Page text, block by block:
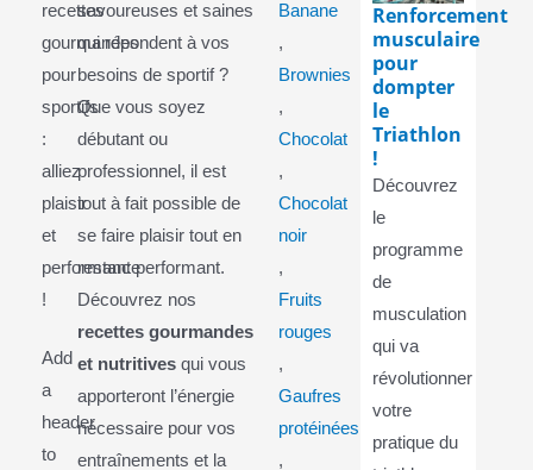
recettes
gourmandes
pour
sportifs
:
alliez
plaisir
et
performance
!
Add
a
header
to
savoureuses et saines
qui répondent à vos
besoins de sportif ?
Que vous soyez
débutant ou
professionnel, il est
tout à fait possible de
se faire plaisir tout en
restant performant.
Découvrez nos
recettes gourmandes
et nutritives qui vous
apporteront l’énergie
nécessaire pour vos
entraînements et la
Banane
,
Brownies
,
Chocolat
,
Chocolat
noir
,
Fruits
rouges
,
Gaufres
protéinées
,
Renforcement
musculaire
pour
dompter
le
Triathlon
!
Découvrez
le
programme
de
musculation
qui va
révolutionner
votre
pratique du